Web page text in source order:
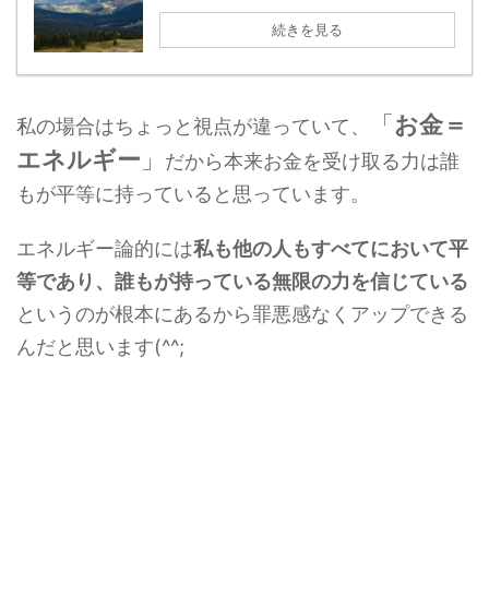
続きを見る
私の場合はちょっと視点が違っていて、 「 お金＝
エネルギー 」
だから本来お金を受け取る力は誰
もが平等に持っていると思っています。
エネルギー論的には私も他の人もすべてにおいて平
等であり、誰もが持っている無限の力を信じている
というのが根本にあるから罪悪感なくアップできる
んだと思います(^^;